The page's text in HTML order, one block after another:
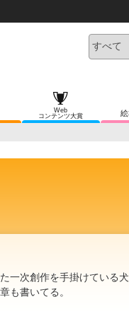
Web
コンテンツ大賞
一次創作を手掛けている
も書いてる。